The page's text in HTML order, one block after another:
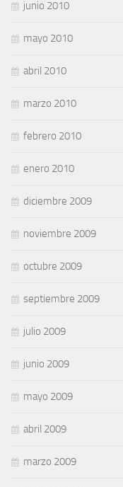
junio 2010
mayo 2010
abril 2010
marzo 2010
febrero 2010
enero 2010
diciembre 2009
noviembre 2009
octubre 2009
septiembre 2009
julio 2009
junio 2009
mayo 2009
abril 2009
marzo 2009